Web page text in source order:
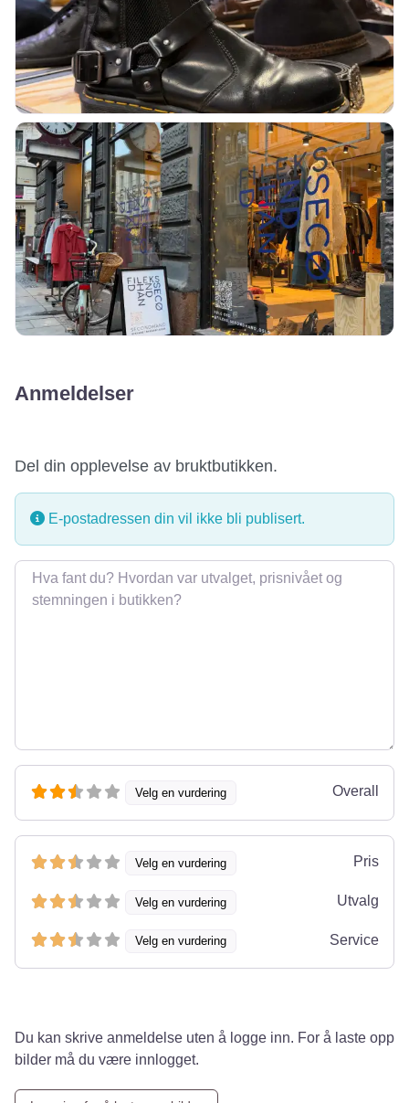
Anmeldelser
Del din opplevelse av bruktbutikken.
E-postadressen din vil ikke bli publisert.
Omtale
Velg en vurdering Overall
Velg en vurdering Pris
Velg en vurdering Utvalg
Velg en vurdering Service
Du kan skrive anmeldelse uten å logge inn. For å laste opp
bilder må du være innlogget.